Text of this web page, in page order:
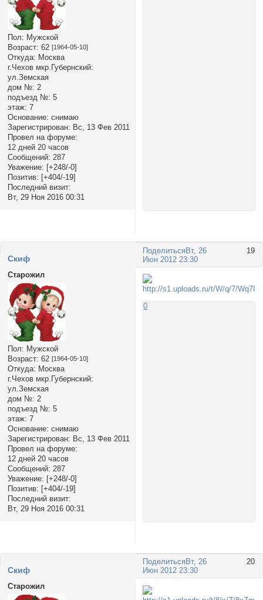
Пол: Мужской
Возраст: 62 [1964-05-10]
Откуда: Москва
г.Чехов мкр.Губернский:
ул.Земская
дом №: 2
подъезд №: 5
этаж: 7
Основание: снимаю
Зарегистрирован: Вс, 13 Фев 2011
Провел на форуме:
12 дней 20 часов
Сообщений: 287
Уважение: [+248/-0]
Позитив: [+404/-19]
Последний визит:
Вт, 29 Ноя 2016 00:31
Поделиться 19
Вт, 26
Июн 2012 23:30
Cкиф
Старожил
Пол: Мужской
Возраст: 62 [1964-05-10]
Откуда: Москва
г.Чехов мкр.Губернский:
ул.Земская
дом №: 2
подъезд №: 5
этаж: 7
Основание: снимаю
Зарегистрирован: Вс, 13 Фев 2011
Провел на форуме:
12 дней 20 часов
Сообщений: 287
Уважение: [+248/-0]
Позитив: [+404/-19]
Последний визит:
Вт, 29 Ноя 2016 00:31
0
Поделиться 20
Вт, 26
Июн 2012 23:30
Cкиф
Старожил